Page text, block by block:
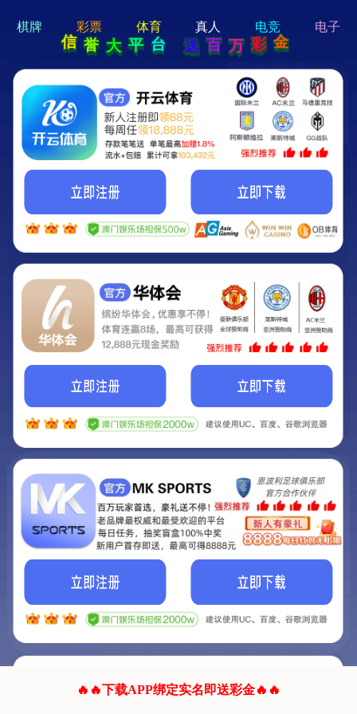
hi 💗
Hey Guys!
我们即将上线啦...
我们的网站正在建设.
它将是非常棒的网站.
联系我们!